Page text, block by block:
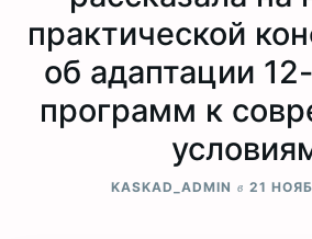
практической
об адаптации
программ к
KASKAD_ADMIN в 21